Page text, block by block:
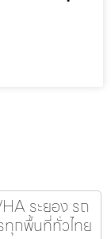
ระยอง รถ
ทุกพื้นที่ทั่วไทย